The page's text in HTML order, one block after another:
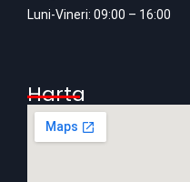
Luni-Vineri: 09:00 – 16:00
Harta